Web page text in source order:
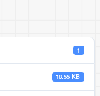
1
18.55 KB